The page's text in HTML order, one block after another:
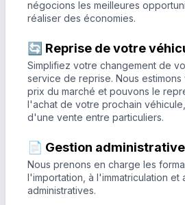
négocions les meilleures
réaliser des économies.
🔄 Reprise de votre
Simplifiez votre changement de
service de reprise. Nous
prix du marché et pouvons le
l'achat de votre prochain
d'une vente entre particuliers.
📄 Gestion
Nous prenons en charge les
l'importation, à l'immatriculation et
administratives.